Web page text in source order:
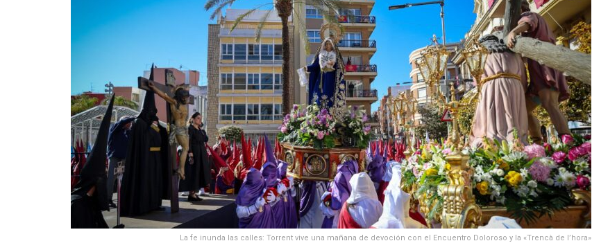
La fe inunda las calles: Torrent vive una mañana de devoción con el Encuentro Doloroso y la «Trencà de l’hora»